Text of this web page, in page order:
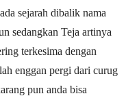
sejarah dibalik nama
sedangkan Teja artinya
terkesima dengan
enggan pergi dari curug
pun anda bisa